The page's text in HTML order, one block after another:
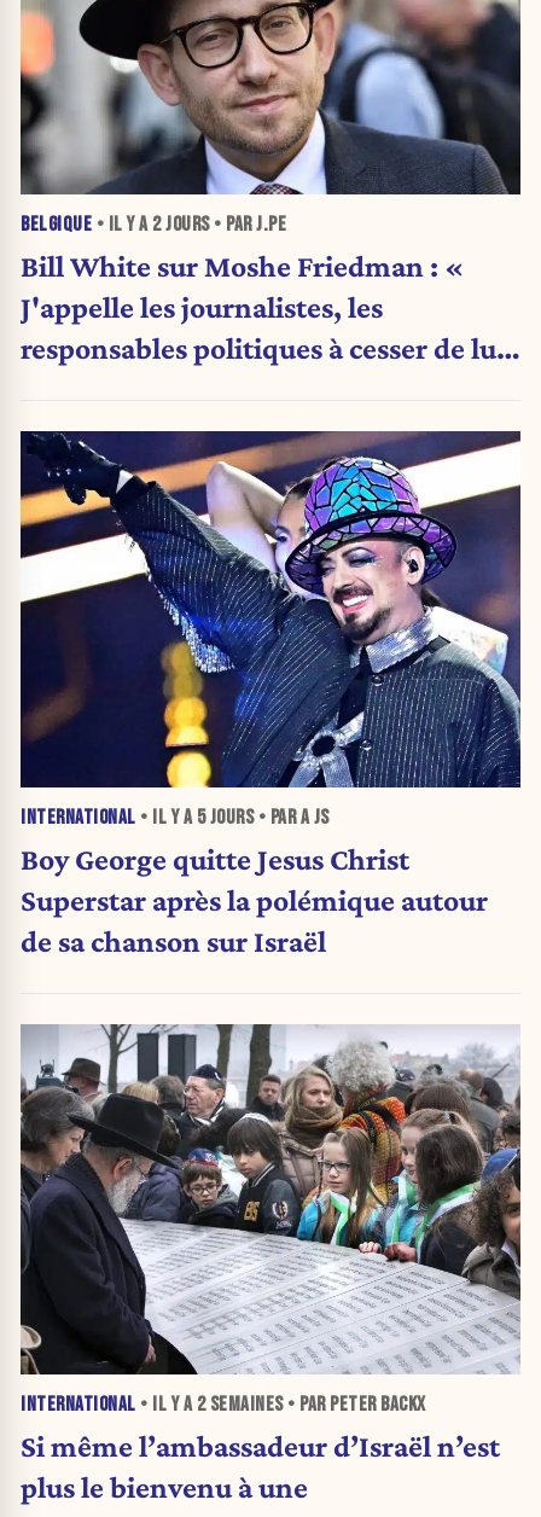
BELGIQUE • IL Y A 2 JOURS• PAR J.PE
Bill White sur Moshe Friedman : «
J'appelle les journalistes, les
responsables politiques à cesser de lui
INTERNATIONAL • IL Y A 5 JOURS• PAR A JS
Boy George quitte Jesus Christ
Superstar après la polémique autour
de sa chanson sur Israël
INTERNATIONAL • IL Y A 2 SEMAINES• PAR PETER BACKX
Si même l’ambassadeur d’Israël n’est
plus le bienvenu à une